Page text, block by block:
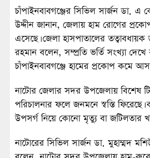
চাঁপাইনবাবগঞ্জের সিভিল সার্জন ডা. এ
উদ্দীন জানান, জেলায় হাম রোগের
এসেছে। জেলা হাসপাতালের
রহমান বলেন, সম্প্রতি ভর্তি সংখ্যা দেখে
চাঁপাইনবাবগঞ্জে হামের প্রকোপ কমে
নাটোর জেলার সদর উপজেলায় বিশেষ
পরিচালনার ফলে জনমনে স্বস্তি ফিরেছে।
উপসর্গ নিয়ে কোনো মৃত্যু বা জটিলতার
নাটোরের সিভিল সার্জন ডা. মুহাম্মদ